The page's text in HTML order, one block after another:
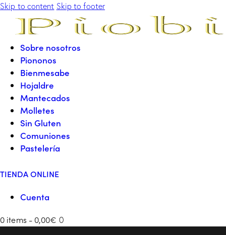
Skip to content Skip to footer
Sobre nosotros
Piononos
Bienmesabe
Hojaldre
Mantecados
Molletes
Sin Gluten
Comuniones
Pastelería
TIENDA ONLINE
Cuenta
0 items - 0,00€ 0